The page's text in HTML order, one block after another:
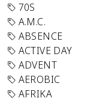
70S
A.M.C.
ABSENCE
ACTIVE DAY
ADVENT
AEROBIC
AFRIKA